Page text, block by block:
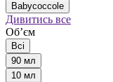
Babycoccole
Дивитись все
Обʼєм
Всі
90 мл
10 мл